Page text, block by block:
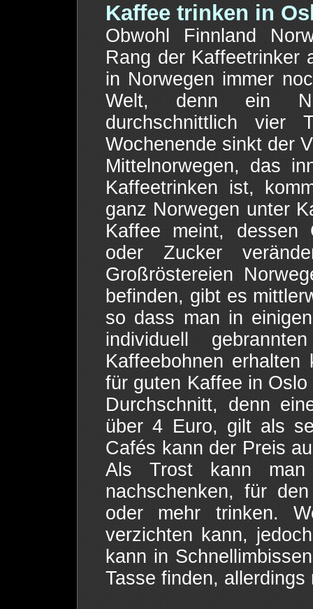
Kaffee trinken in
Obwohl Finnland
Rang der Kaffeetrinker
in Norwegen immer
Welt, denn ein
durchschnittlich vier
Wochenende sinkt der
Mittelnorwegen, das
Kaffeetrinken ist,
ganz Norwegen unter
Kaffee meint, dessen
oder Zucker
Großröstereien
befinden, gibt es
so dass man in
individuell
Kaffeebohnen
für guten Kaffee in
Durchschnitt, denn
über 4 Euro, gilt als
Cafés kann der Preis
Als Trost kann
nachschenken, für
oder mehr trinken.
verzichten kann,
kann in
Tasse finden,